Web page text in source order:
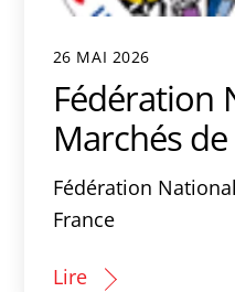
26 MAI 2026
Fédération
Marchés
Fédération
France
Lire